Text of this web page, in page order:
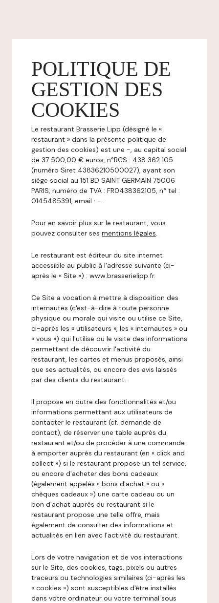
POLITIQUE DE
GESTION DES
COOKIES
Le restaurant Brasserie Lipp (désigné le «
restaurant » dans la présente politique de
gestion des cookies) est une -, au capital social
de 37 500,00 € euros, n°RCS : 438 362 105
(numéro Siret 43836210500027), ayant son
siège social au 151 BD SAINT GERMAIN 75006
PARIS, numéro de TVA : FR0438362105, n° tel :
0145485391, email : -.
Pour en savoir plus sur le restaurant, vous
pouvez consulter ses mentions légales.
Le restaurant est éditeur du site internet
accessible au public à l'adresse suivante (ci-
après le « Site ») : www.brasserielipp.fr.
Ce Site a vocation à mettre à disposition des
internautes (c'est-à-dire à toute personne
physique ou morale qui visite ou utilise ce Site,
ci-après les « utilisateurs », les « internautes » ou
« vous ») qui l'utilise ou le visite des informations
permettant de découvrir l'activité du
restaurant, les cartes et menus proposés, ainsi
que ses actualités, ou encore des avis laissés
par des clients du restaurant.
Il propose en outre des fonctionnalités et/ou
informations permettant aux utilisateurs de
contacter le restaurant (cf. demande de
contact), de réserver une table auprès du
restaurant et/ou de procéder à une commande
à emporter auprès du restaurant (en « click and
collect ») si le restaurant propose un tel service,
ou encore d'acheter des bons cadeaux
(également appelés « bons d'achat » ou «
chèques cadeaux ») une carte cadeau ou un
bon d'achat auprès du restaurant si le
restaurant propose une telle offre, mais
également de consulter des informations et
actualités en lien avec l'activité du restaurant.
Lors de votre navigation et de vos interactions
sur le Site, des cookies, tags, pixels ou autres
traceurs ou technologies similaires (ci-après les
« cookies ») sont susceptibles d'être installés
dans votre ordinateur ou votre terminal sous